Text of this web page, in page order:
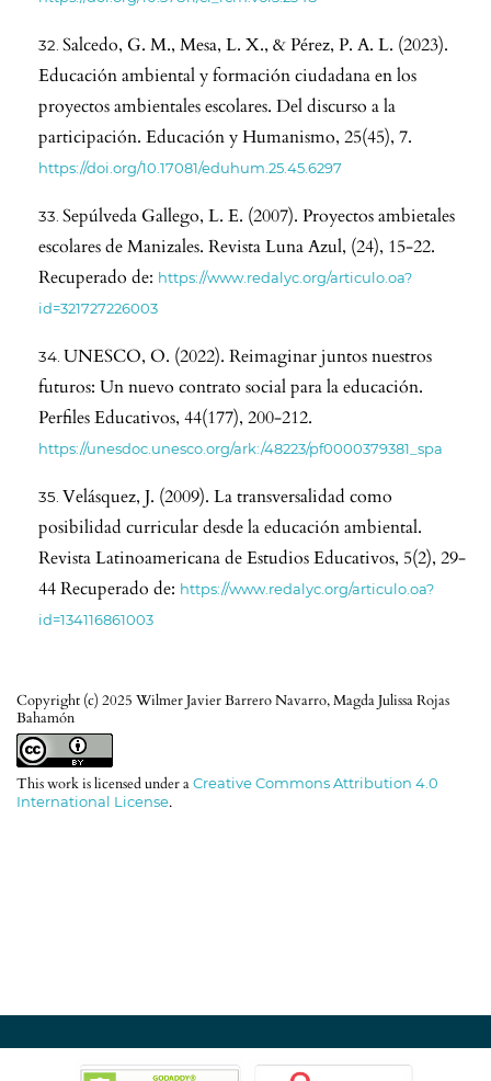
Copyright (c) 2025 Wilmer Javier Barrero Navarro, Magda Julissa Rojas
Bahamón
This work is licensed under aCreative Commons Attribution 4.0
International License.
Salcedo, G. M., Mesa, L. X., & Pérez, P. A. L. (2023).
Educación ambiental y formación ciudadana en los
proyectos ambientales escolares. Del discurso a la
participación. Educación y Humanismo, 25(45), 7.
https://doi.org/10.17081/eduhum.25.45.6297
Sepúlveda Gallego, L. E. (2007). Proyectos ambietales
escolares de Manizales. Revista Luna Azul, (24), 15-22.
Recuperado de: https://www.redalyc.org/articulo.oa?
id=321727226003
UNESCO, O. (2022). Reimaginar juntos nuestros
futuros: Un nuevo contrato social para la educación.
Perfiles Educativos, 44(177), 200-212.
https://unesdoc.unesco.org/ark:/48223/pf0000379381_spa
Velásquez, J. (2009). La transversalidad como
posibilidad curricular desde la educación ambiental.
Revista Latinoamericana de Estudios Educativos, 5(2), 29-
44 Recuperado de: https://www.redalyc.org/articulo.oa?
id=134116861003